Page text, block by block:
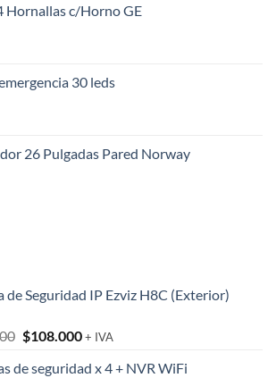
Hornallas c/Horno GE
30 leds
26 Pulgadas Pared Norway
de Seguridad IP Ezviz H8C (Exterior)
El
original
$108.000El
actual
+ IVA
de seguridad x 4 + NVR WiFi